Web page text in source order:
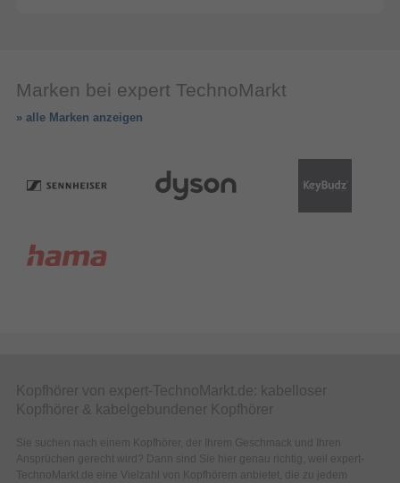
Marken bei expert TechnoMarkt
» alle Marken anzeigen
Kopfhörer von expert-TechnoMarkt.de: kabelloser
Kopfhörer & kabelgebundener Kopfhörer
Sie suchen nach einem Kopfhörer, der Ihrem Geschmack und Ihren
Ansprüchen gerecht wird? Dann sind Sie hier genau richtig, weil expert-
TechnoMarkt.de eine Vielzahl von Kopfhörern anbietet, die zu jedem